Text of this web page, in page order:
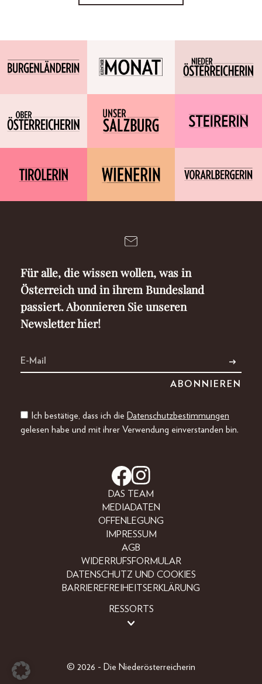
Für alle, die wissen wollen, was in
Österreich und in ihrem Bundesland
passiert. Abonnieren Sie unseren
Newsletter hier!
Ich bestätige, dass ich die Datenschutzbestimmungen
gelesen habe und mit ihrer Verwendung einverstanden bin.
DAS TEAM
MEDIADATEN
OFFENLEGUNG
IMPRESSUM
AGB
WIDERRUFSFORMULAR
DATENSCHUTZ UND COOKIES
BARRIEREFREIHEITSERKLÄRUNG
RESSORTS
© 2026 - Die Niederösterreicherin